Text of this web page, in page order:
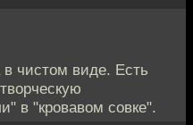
в чистом виде. Есть
в "кровавом совке".